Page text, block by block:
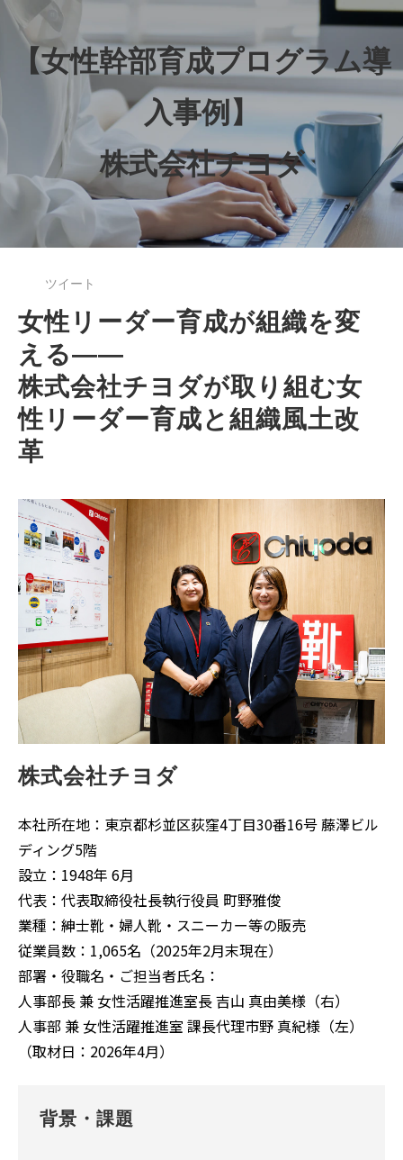
【女性幹部育成プログラム導
入事例】
株式会社チヨダ
ツイート
女性リーダー育成が組織を変
える――
株式会社チヨダが取り組む女
性リーダー育成と組織風土改
革
株式会社チヨダ
本社所在地：東京都杉並区荻窪4丁目30番16号 藤澤ビル
ディング5階
設立：1948年 6月
代表：代表取締役社長執行役員 町野雅俊
業種：紳士靴・婦人靴・スニーカー等の販売
従業員数：1,065名（2025年2月末現在）
部署・役職名・ご担当者氏名：
人事部長 兼 女性活躍推進室長 吉山 真由美様（右）
人事部 兼 女性活躍推進室 課長代理市野 真紀様（左）
（取材日：2026年4月）
背景・課題